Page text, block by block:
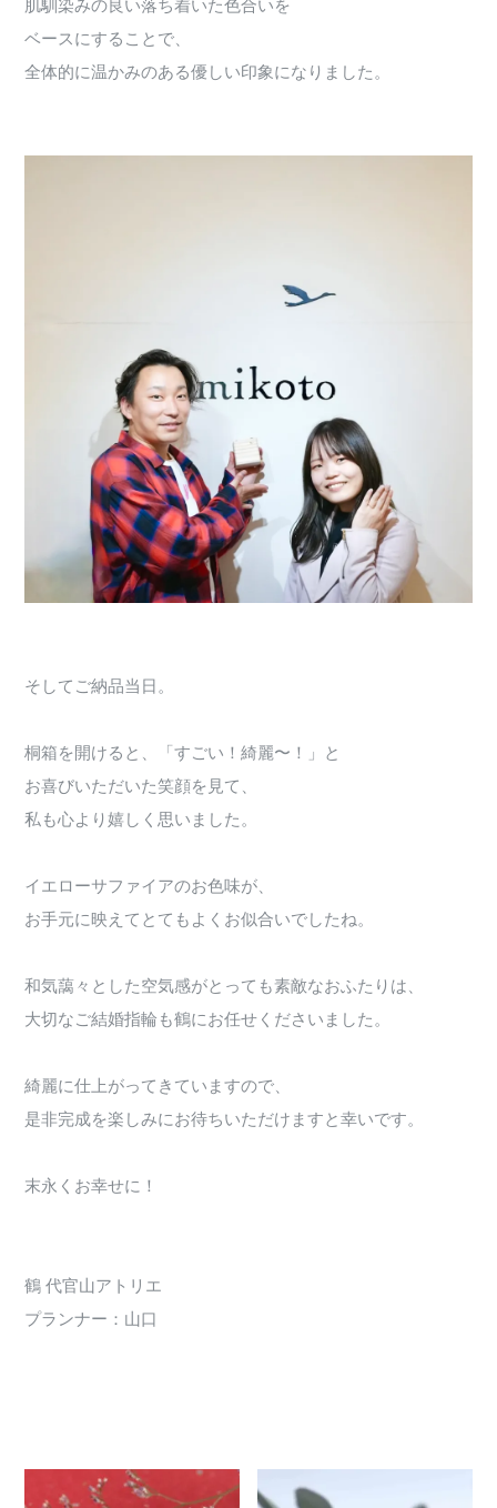
肌馴染みの良い落ち着いた色合いを
ベースにすることで、
全体的に温かみのある優しい印象になりました。
そしてご納品当日。
桐箱を開けると、「すごい！綺麗〜！」と
お喜びいただいた笑顔を見て、
私も心より嬉しく思いました。
イエローサファイアのお色味が、
お手元に映えてとてもよくお似合いでしたね。
和気藹々とした空気感がとっても素敵なおふたりは、
大切なご結婚指輪も鶴にお任せくださいました。
綺麗に仕上がってきていますので、
是非完成を楽しみにお待ちいただけますと幸いです。
末永くお幸せに！
鶴 代官山アトリエ
プランナー：山口